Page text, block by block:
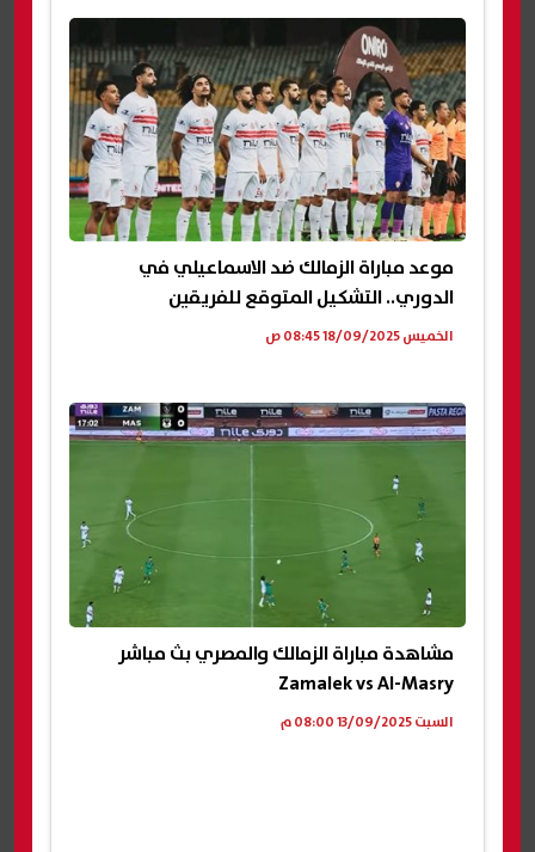
موعد مباراة الزمالك ضد الاسماعيلي في
الدوري.. التشكيل المتوقع للفريقين
الخميس 18/09/2025 08:45 ص
مشاهدة مباراة الزمالك والمصري بث مباشر
Zamalek vs Al-Masry
السبت 13/09/2025 08:00 م